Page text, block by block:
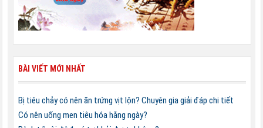
BÀI VIẾT MỚI NHẤT
Bị tiêu chảy có nên ăn trứng vịt lộn? Chuyên gia giải đáp chi tiết
Có nên uống men tiêu hóa hằng ngày?